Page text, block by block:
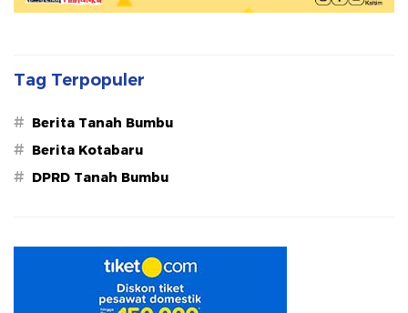
Tag Terpopuler
# Berita Tanah Bumbu
# Berita Kotabaru
# DPRD Tanah Bumbu